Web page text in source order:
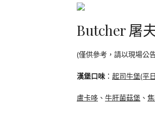
Butcher 屠
(僅供參考，請以現場公
漢堡口味 ： 起司牛堡(平
盧卡哆 、 牛肝菌菇堡 、